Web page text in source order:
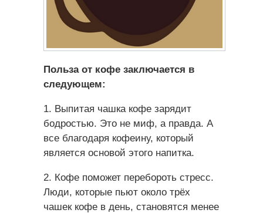
Польза от кофе заключается в
следующем:
1. Выпитая чашка кофе зарядит
бодростью. Это не миф, а правда. А
все благодаря кофеину, который
является основой этого напитка.
2. Кофе поможет перебороть стресс.
Люди, которые пьют около трёх
чашек кофе в день, становятся менее